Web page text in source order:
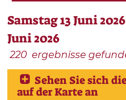
Samstag 13 Juni
Juni 2026
220 ergebnisse
Sehen Sie sich
auf der Karte an